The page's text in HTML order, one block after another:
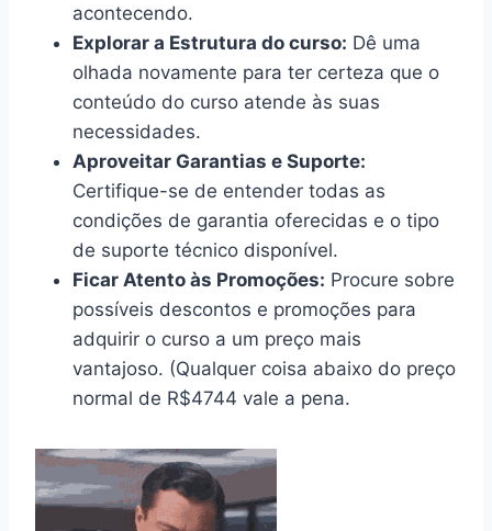
acontecendo.
Explorar a Estrutura do curso: Dê uma
olhada novamente para ter certeza que o
conteúdo do curso atende às suas
necessidades.
Aproveitar Garantias e Suporte:
Certifique-se de entender todas as
condições de garantia oferecidas e o tipo
de suporte técnico disponível.
Ficar Atento às Promoções: Procure sobre
possíveis descontos e promoções para
adquirir o curso a um preço mais
vantajoso. (Qualquer coisa abaixo do preço
normal de R$4744 vale a pena.